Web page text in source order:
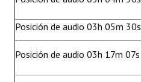
Posición de audio 03h 05m 30s
Posición de audio 03h 17m 07s